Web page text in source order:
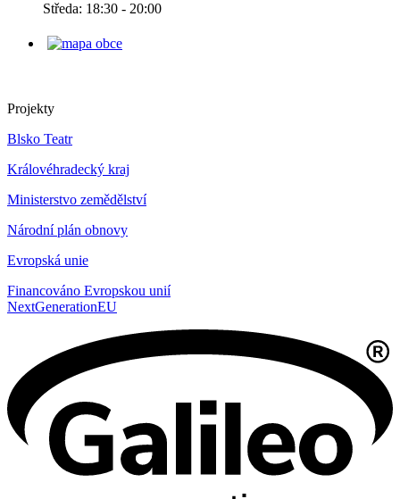
Středa: 18:30 - 20:00
Projekty
Blsko Teatr
Královéhradecký kraj
Ministerstvo zemědělství
Národní plán obnovy
Evropská unie
Financováno Evropskou unií
NextGenerationEU